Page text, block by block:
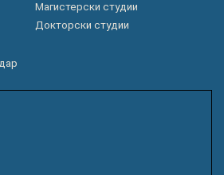
Магистерски студии
Докторски студии